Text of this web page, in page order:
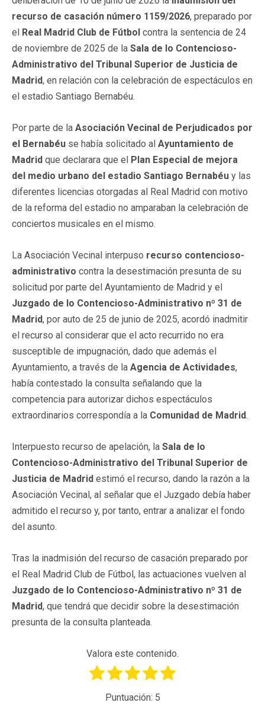
recurso de casación número 1159/2026, preparado por
el Real Madrid Club de Fútbol contra la sentencia de 24
de noviembre de 2025 de la Sala de lo Contencioso-
Administrativo del Tribunal Superior de Justicia de
Madrid, en relación con la celebración de espectáculos en
el estadio Santiago Bernabéu.
Por parte de la Asociación Vecinal de Perjudicados por
el Bernabéu se había solicitado al Ayuntamiento de
Madrid que declarara que el Plan Especial de mejora
del medio urbano del estadio Santiago Bernabéu y las
diferentes licencias otorgadas al Real Madrid con motivo
de la reforma del estadio no amparaban la celebración de
conciertos musicales en el mismo.
La Asociación Vecinal interpuso recurso contencioso-
administrativo contra la desestimación presunta de su
solicitud por parte del Ayuntamiento de Madrid y el
Juzgado de lo Contencioso-Administrativo nº 31 de
Madrid, por auto de 25 de junio de 2025, acordó inadmitir
el recurso al considerar que el acto recurrido no era
susceptible de impugnación, dado que además el
Ayuntamiento, a través de la Agencia de Actividades,
había contestado la consulta señalando que la
competencia para autorizar dichos espectáculos
extraordinarios correspondía a la Comunidad de Madrid.
Interpuesto recurso de apelación, la Sala de lo
Contencioso-Administrativo del Tribunal Superior de
Justicia de Madrid estimó el recurso, dando la razón a la
Asociación Vecinal, al señalar que el Juzgado debía haber
admitido el recurso y, por tanto, entrar a analizar el fondo
del asunto.
Tras la inadmisión del recurso de casación preparado por
el Real Madrid Club de Fútbol, las actuaciones vuelven al
Juzgado de lo Contencioso-Administrativo nº 31 de
Madrid, que tendrá que decidir sobre la desestimación
presunta de la consulta planteada.
Valora este contenido.
Puntuación: 5